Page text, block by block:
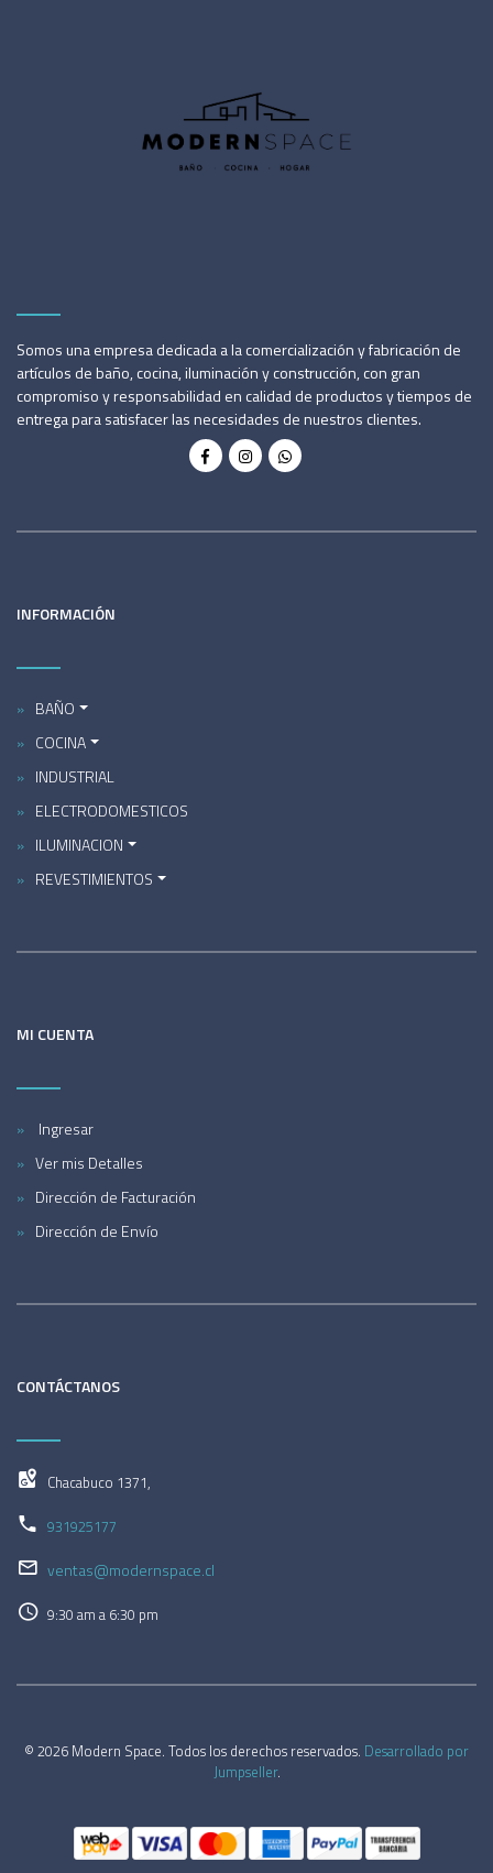
Somos una empresa dedicada a la comercialización y fabricación de
artículos de baño, cocina, iluminación y construcción, con gran
compromiso y responsabilidad en calidad de productos y tiempos de
entrega para satisfacer las necesidades de nuestros clientes.
INFORMACIÓN
BAÑO
COCINA
INDUSTRIAL
ELECTRODOMESTICOS
ILUMINACION
REVESTIMIENTOS
MI CUENTA
Ingresar
Ver mis Detalles
Dirección de Facturación
Dirección de Envío
CONTÁCTANOS
Chacabuco 1371,
931925177
ventas@modernspace.cl
9:30 am a 6:30 pm
© 2026 Modern Space. Todos los derechos reservados. Desarrollado por
Jumpseller.